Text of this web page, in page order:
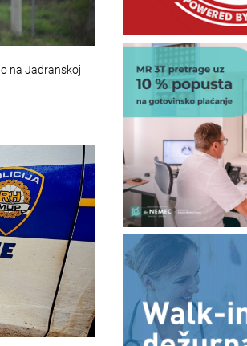
na Jadranskoj